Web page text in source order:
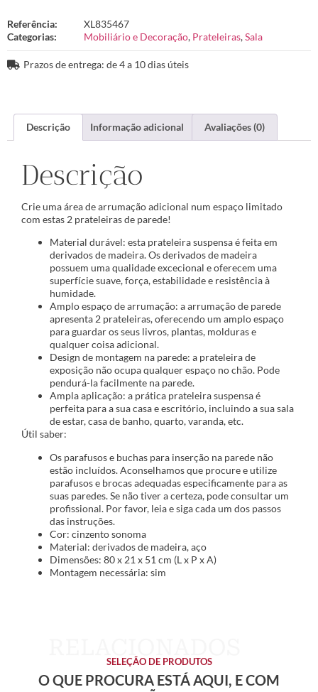
Referência:
XL835467
Categorias:
Mobiliário e Decoração, Prateleiras,Sala
Prazos de entrega: de 4 a 10 dias úteis
Descrição Informação adicional Avaliações (0)
Descrição
Crie uma área de arrumação adicional num espaço limitado
com estas 2 prateleiras de parede!
Material durável: esta prateleira suspensa é feita em
derivados de madeira. Os derivados de madeira
possuem uma qualidade excecional e oferecem uma
superfície suave, força, estabilidade e resistência à
humidade.
Amplo espaço de arrumação: a arrumação de parede
apresenta 2 prateleiras, oferecendo um amplo espaço
para guardar os seus livros, plantas, molduras e
qualquer coisa adicional.
Design de montagem na parede: a prateleira de
exposição não ocupa qualquer espaço no chão. Pode
pendurá-la facilmente na parede.
Ampla aplicação: a prática prateleira suspensa é
perfeita para a sua casa e escritório, incluindo a sua sala
de estar, casa de banho, quarto, varanda, etc.
Útil saber:
Os parafusos e buchas para inserção na parede não
estão incluídos. Aconselhamos que procure e utilize
parafusos e brocas adequadas especificamente para as
suas paredes. Se não tiver a certeza, pode consultar um
profissional. Por favor, leia e siga cada um dos passos
das instruções.
Cor: cinzento sonoma
Material: derivados de madeira, aço
Dimensões: 80 x 21 x 51 cm (L x P x A)
Montagem necessária: sim
SELEÇÃO DE PRODUTOS
O QUE PROCURA ESTÁ AQUI, E COM